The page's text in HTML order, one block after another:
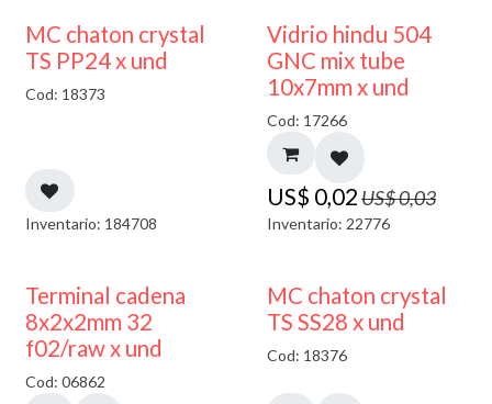
MC chaton crystal
TS PP24 x und
Cod: 18373
Inventario: 184708
40% DESCUENTO
Vidrio hindu 504
GNC mix tube
10x7mm x und
Cod: 17266
US$ 0,02US$0,03
Inventario: 22776
Terminal cadena
8x2x2mm 32
f02/raw x und
Cod: 06862
MC chaton crystal
TS SS28 x und
Cod: 18376